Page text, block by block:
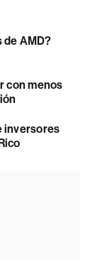
de AMD?
con menos
inversores